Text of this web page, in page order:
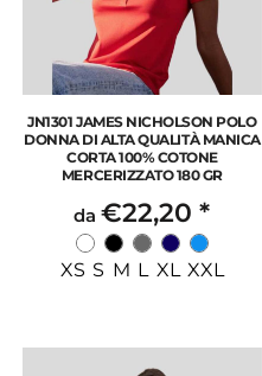
JN1301 JAMES NICHOLSON POLO
DONNA DI ALTA QUALITÀ MANICA
CORTA 100% COTONE
MERCERIZZATO 180 GR
da€22,20*
XS S M L XL XXL